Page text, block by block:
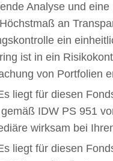
Analyse und
an
ein
ist in ein
von Portfolien
liegt für diesen
IDW PS 951
wirksam bei
liegt für diesen